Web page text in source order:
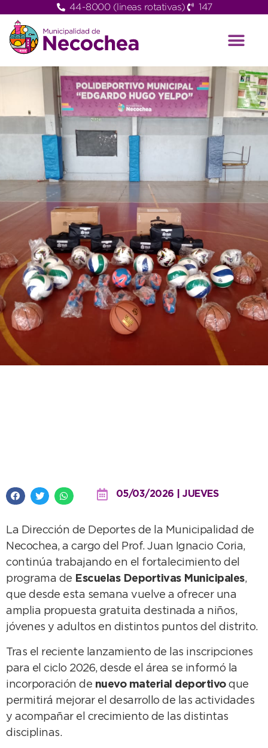
44-8000 (lineas rotativas) 147
05/03/2026 | JUEVES
La Dirección de Deportes de la Municipalidad de
Necochea, a cargo del Prof. Juan Ignacio Coria,
continúa trabajando en el fortalecimiento del
programa de Escuelas Deportivas Municipales,
que desde esta semana vuelve a ofrecer una
amplia propuesta gratuita destinada a niños,
jóvenes y adultos en distintos puntos del distrito.
Tras el reciente lanzamiento de las inscripciones
para el ciclo 2026, desde el área se informó la
incorporación de nuevo material deportivoque
permitirá mejorar el desarrollo de las actividades
y acompañar el crecimiento de las distintas
disciplinas.